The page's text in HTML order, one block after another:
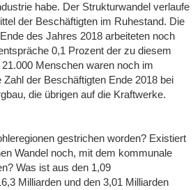
habe. Der Strukturwandel verlaufe
der Beschäftigten im Ruhestand. Die
des Jahres 2018 arbeiteten noch
0,1 Prozent der zu diesem
Menschen waren noch im
der Beschäftigten Ende 2018 bei
die übrigen auf die Kraftwerke.
gestrichen worden? Existiert
Wandel noch, mit dem kommunale
Was ist aus den 1,09
Milliarden und den 3,01 Milliarden